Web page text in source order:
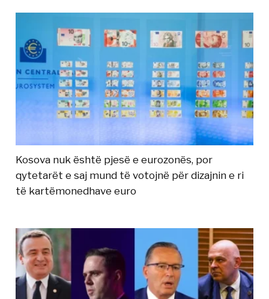
Kosova nuk është pjesë e eurozonës, por
qytetarët e saj mund të votojnë për dizajnin e ri
të kartëmonedhave euro